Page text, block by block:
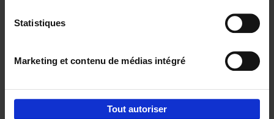
Statistiques
Marketing et contenu de médias intégré
Tout autoriser